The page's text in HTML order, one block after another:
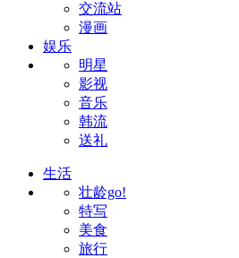
交流站
漫画
娱乐
明星
影视
音乐
韩流
送礼
生活
壮龄go!
特写
美食
旅行